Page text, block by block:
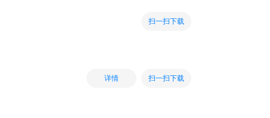
扫一扫下载
详情 扫一扫下载